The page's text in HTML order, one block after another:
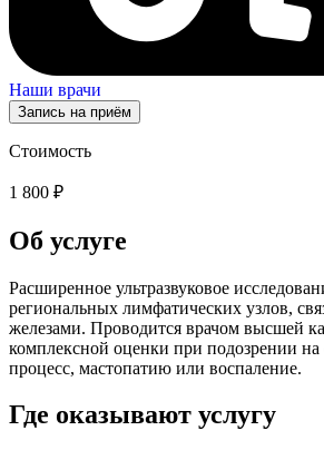
Наши врачи
Запись на приём
Стоимость
1 800 ₽
Об услуге
Расширенное ультразвуковое
региональных лимфатических узлов,
железами. Проводится врачом высшей
комплексной оценки при подозрении на
процесс, мастопатию или воспаление.
Где оказывают услугу